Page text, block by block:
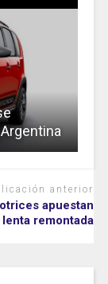
anterior
apuestan
lenta remontada